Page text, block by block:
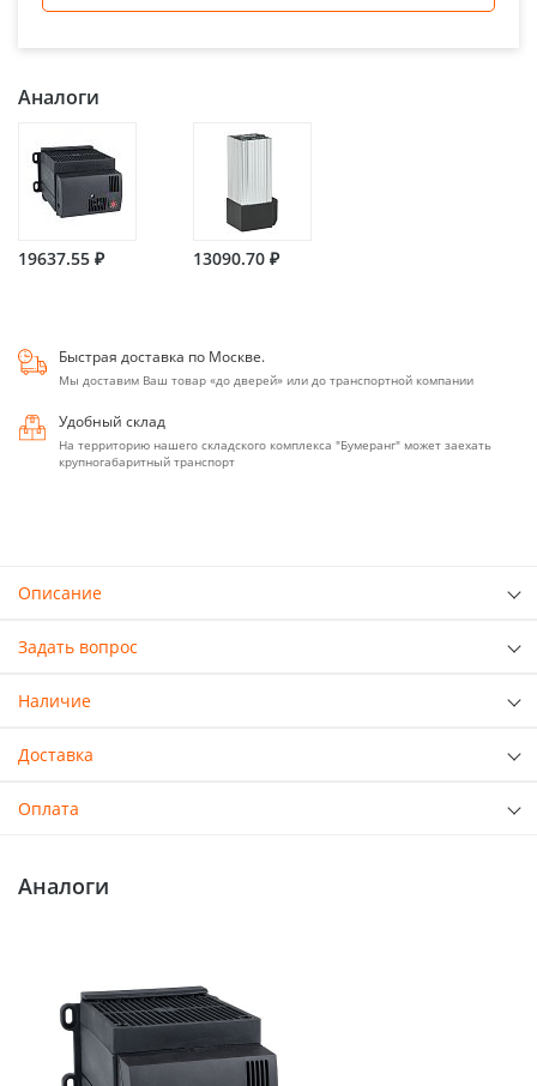
Аналоги
19637.55 ₽ 13090.70 ₽
Быстрая доставка по Москве.
Мы доставим Ваш товар «до дверей» или до транспортной компании
Удобный склад
На территорию нашего складского комплекса "Бумеранг" может заехать
крупногабаритный транспорт
Описание
Задать вопрос
Наличие
Доставка
Оплата
Аналоги